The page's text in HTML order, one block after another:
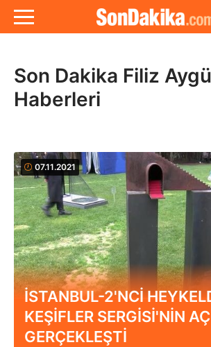
Son Dakika Filiz
Haberleri
07.11.2021
İSTANBUL-2'NCİ
KEŞİFLER SERGİSİ'NİN
GERÇEKLEŞTİ